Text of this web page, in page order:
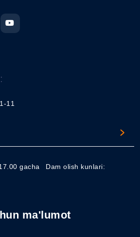
11
gacha
Dam olish kunlari:
ma'lumot